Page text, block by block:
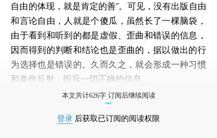
自由的体现，就是肯定的善”。可见，没有出版自由
和言论自由，人就是个傻瓜，虽然长了一棵脑袋，
由于看到和听到的都是虚假、歪曲和错误的信息，
因而得到的判断和结论也是歪曲的，据以做出的行
为选择也是错误的。久而久之，就会形成一种习惯
和条件反射，拒斥一切正确的信息。
本文共计626字 订阅后继续阅读
登录 后获取已订阅的阅读权限